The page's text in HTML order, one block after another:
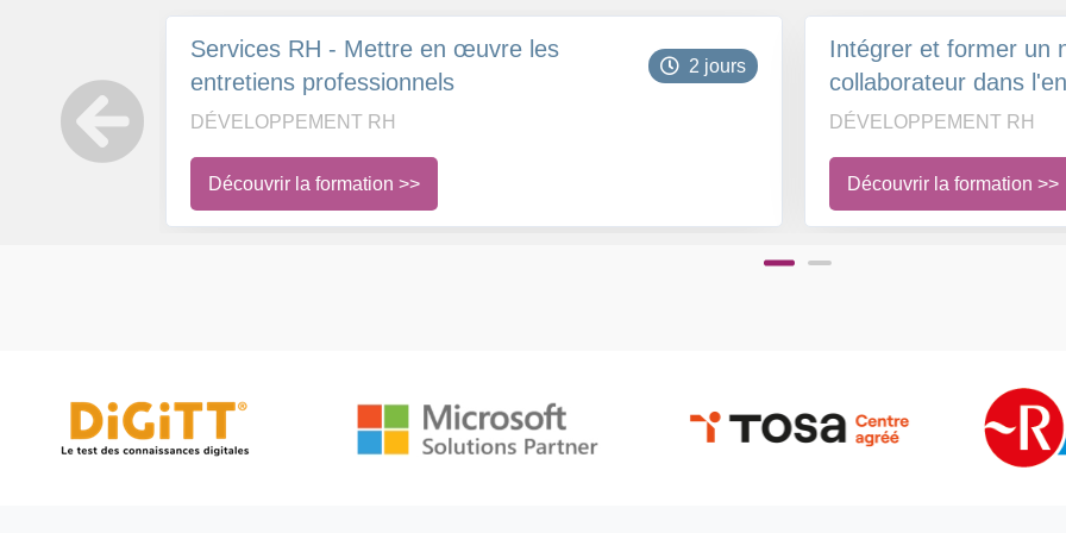
Services RH - Mettre en œuvre les
entretiens professionnels
2 jours
DÉVELOPPEMENT RH
Découvrir la formation >>
Intégrer et former un
collaborateur dans
DÉVELOPPEMENT RH
Découvrir la formation >>